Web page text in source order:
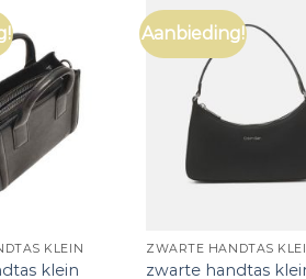
KLEIN
klein
Aanbieding!
ZWARTE HANDTAS
zwarte handtas